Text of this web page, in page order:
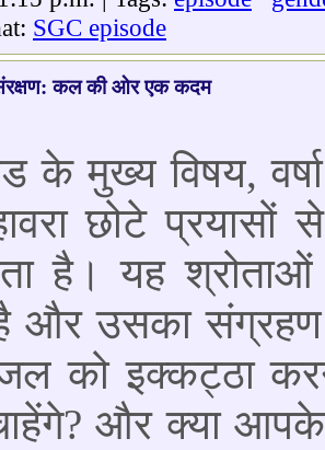
SGC episode
कल की ओर एक कदम
के मुख्य विषय,
छोटे प्रयासों
है। यह श्रोताओं
है और उसका
को इक्कट्ठा
और क्या आपके